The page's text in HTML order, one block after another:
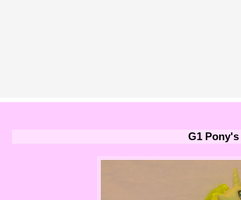
G1 Pony's